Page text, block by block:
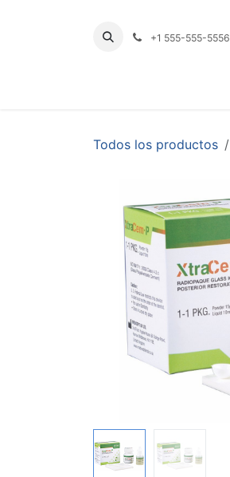
+1 555-555-5556
Todos los productos